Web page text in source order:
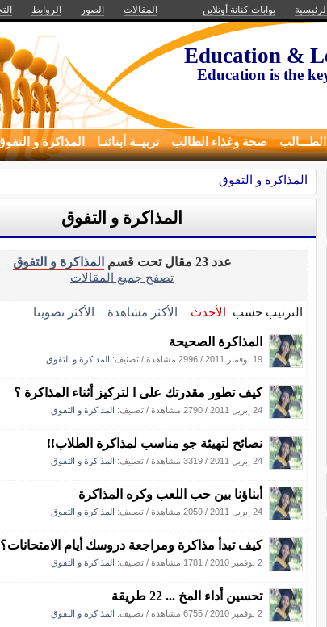
بوابات كنانة أونلاين المقالات الصور الروابط
Education &
Education is the
الطـــالب صحة وغذاء الطالب تربيــة أبنائنـا المذاكرة و
المذاكرة و التفوق
المذاكرة و التفوق
عدد 23 مقال تحت قسم
المذاكرة و التفوق
تصفح جميع المقالات
الترتيب حسب الأحدث الأكثر مشاهدة الأكثر تصويتا
المذاكرة الصحيحة
19 نوفمبر 2011 / 2996 مشاهدة / تصنيف: المذاكرة و التفوق
كيف تطور مقدرتك على ا لتركيز أثناء المذاكرة ؟
24 إبريل 2011 / 2790 مشاهدة / تصنيف: المذاكرة و التفوق
نصائح لتهيئة جو مناسب لمذاكرة الطلاب!!
24 إبريل 2011 / 3319 مشاهدة / تصنيف: المذاكرة و التفوق
أبناؤنا بين حب اللعب وكره المذاكرة
24 إبريل 2011 / 2059 مشاهدة / تصنيف: المذاكرة و التفوق
كيف تبدأ مذاكرة ومراجعة دروسك أيام الامتحانات؟
2 نوفمبر 2010 / 1781 مشاهدة / تصنيف: المذاكرة و التفوق
تحسين أداء المخ ... 22 طريقة‎
2 نوفمبر 2010 / 6755 مشاهدة / تصنيف: المذاكرة و التفوق